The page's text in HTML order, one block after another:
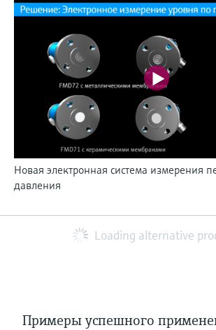
Новая электронная система измерения
давления
Loading alternative
Примеры успешного